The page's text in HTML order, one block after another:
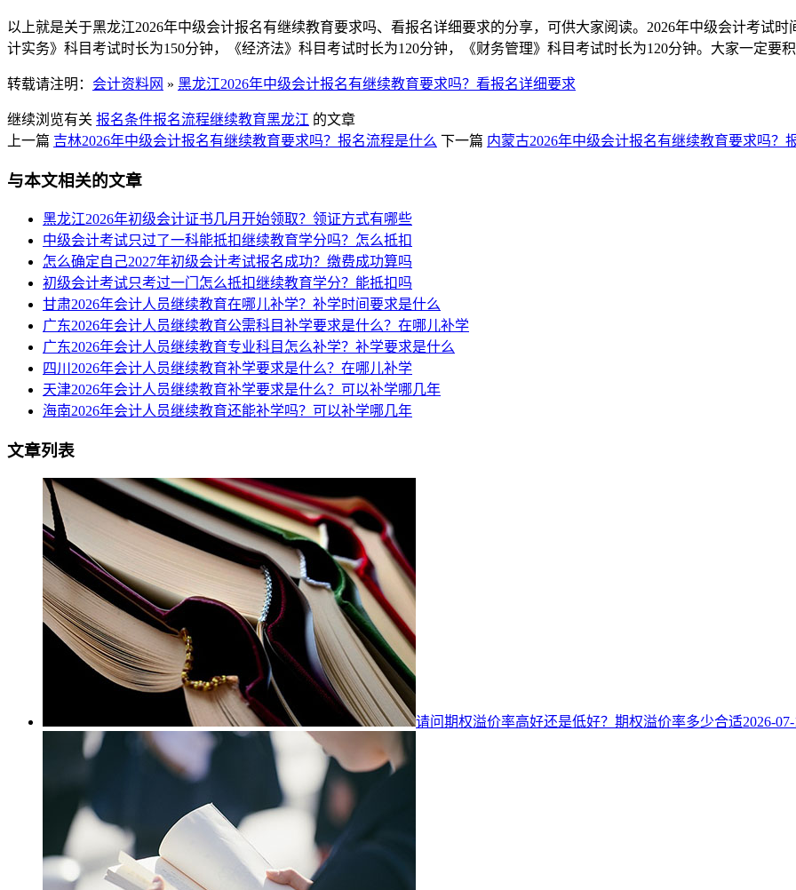
以上就是关于黑龙江2026年中级会计报名有继续教育要求吗、看报名详细要求的分享，可供大家阅读。2026年中级会计考试
计实务》科目考试时长为150分钟，《经济法》科目考试时长为120分钟，《财务管理》科目考试时长为120分钟。大家一定要
转载请注明： 会计资料网 » 黑龙江2026年中级会计报名有继续教育要求吗？看报名详细要求
继续浏览有关 报名条件报名流程继续教育黑龙江 的文章
上一篇 吉林2026年中级会计报名有继续教育要求吗？报名流程是什么 下一篇 内蒙古2026年中级会计报名有继续教育要求吗？
与本文相关的文章
黑龙江2026年初级会计证书几月开始领取？领证方式有哪些
中级会计考试只过了一科能抵扣继续教育学分吗？怎么抵扣
怎么确定自己2027年初级会计考试报名成功？缴费成功算吗
初级会计考试只考过一门怎么抵扣继续教育学分？能抵扣吗
甘肃2026年会计人员继续教育在哪儿补学？补学时间要求是什么
广东2026年会计人员继续教育公需科目补学要求是什么？在哪儿补学
广东2026年会计人员继续教育专业科目怎么补学？补学要求是什么
四川2026年会计人员继续教育补学要求是什么？在哪儿补学
天津2026年会计人员继续教育补学要求是什么？可以补学哪几年
海南2026年会计人员继续教育还能补学吗？可以补学哪几年
文章列表
请问期权溢价率高好还是低好？期权溢价率多少合适2026-